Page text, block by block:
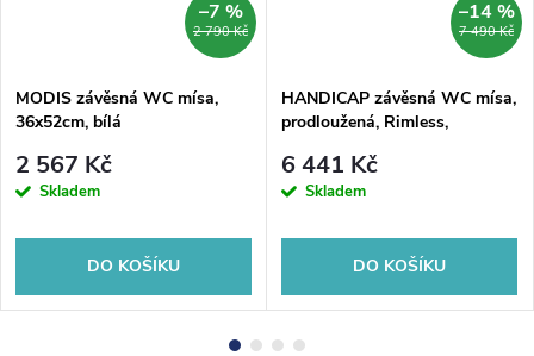
2 790 Kč
–7 %
MODIS závěsná WC mísa,
36x52cm, bílá
2 567 Kč
Skladem
DO KOŠÍKU
7 490 Kč
–14 %
HANDICAP závěsná WC mísa,
prodloužená, Rimless,
6 441 Kč
Skladem
DO KOŠÍKU